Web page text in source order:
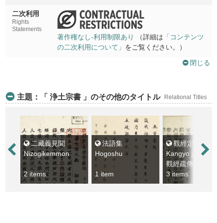
二次利用
Rights
Statements
著作権なし-利用制限あり （詳細は 「コンテンツ
の二次利用について」 をご覧ください。）
閉じる
主題：「 浄土宗書 」のその他のタイトル Relational Titles
二藏義見聞
Nizogikemmon
2 items
法語集
Hogoshu
1 item
觀經定善義傳通記
觀經疏傳通記
3 items